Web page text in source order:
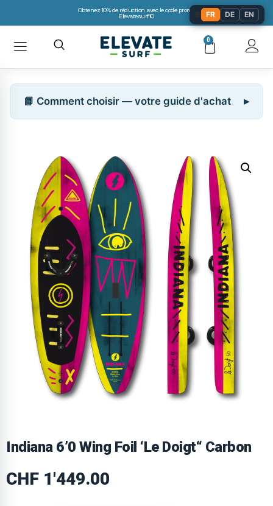
Obtenez 10% de réduction avec le code promo:
Elevatesurf10
0
📘 Comment choisir — votre guide d'achat
Indiana 6’0 Wing Foil ‘Le Doigt“ Carbon
CHF 1'449.00
FR DE EN